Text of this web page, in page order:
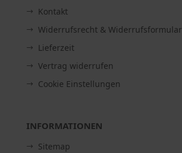
Kontakt
Widerrufsrecht & Widerrufsformular
Lieferzeit
Vertrag widerrufen
Cookie Einstellungen
INFORMATIONEN
Sitemap